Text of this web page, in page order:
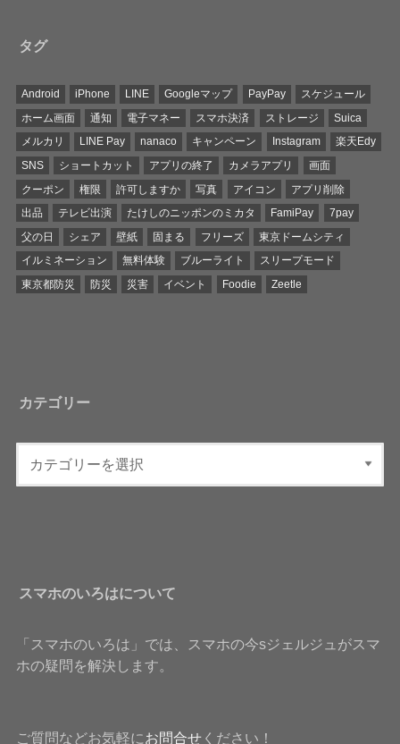
タグ
Android iPhone LINE Googleマップ PayPay
スケジュール
ホーム画面
通知 電子マネー スマホ決済 ストレージ
Suica
メルカリ
LINE Pay nanaco キャンペーン Instagram
楽天Edy
SNS
ショートカット アプリの終了 カメラアプリ
画面
クーポン
権限 許可しますか 写真 アイコン
アプリ削除
出品
テレビ出演 たけしのニッポンのミカタ FamiPay
7pay
父の日
シェア 壁紙 固まる フリーズ
東京ドームシティ
イルミネーション
無料体験 ブルーライト
スリープモード
東京都防災
防災 災害 イベント Foodie Zeetle
カテゴリー
スマホのいろはについて
「スマホのいろは」では、スマホの今sジェルジュがスマ
ホの疑問を解決します。
ご質問などお気軽にお問合せください！